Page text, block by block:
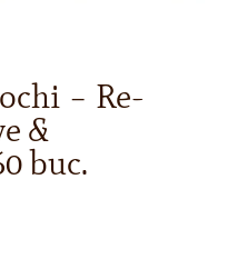
– Re-
&
buc.